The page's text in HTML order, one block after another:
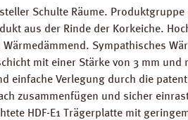
Schulte Räume.
aus der Rinde der Korkeiche.
Wärmedämmend. Sympathisches
mit einer Stärke von 3 mm und
einfache Verlegung durch die
zusammenfügen und sicher
HDF-E1 Trägerplatte mit